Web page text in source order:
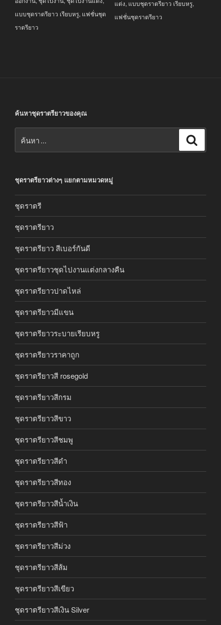
แบบชุดราตรียาว เรียบหรู, แฟชั่นชุด
ราตรียาว
แต่ง, แบบชุดราตรียาว เรียบหรู,
แฟชั่นชุดราตรียาว
ค้นหาชุดราตรียาวของคุณ
ชุดราตรียาวต่างๆ แยกตามหมวดหมู่
ชุดราตรี
ชุดราตรียาว
ชุดราตรียาว สีเบอร์กันดี
ชุดราตรียาวชุดไปงานแต่งกลางคืน
ชุดราตรียาวปาดไหล่
ชุดราตรียาวมีแขน
ชุดราตรียาวระบายเรียบหรู
ชุดราตรียาวราคาถูก
ชุดราตรียาวสี rosegold
ชุดราตรียาวสีกรม
ชุดราตรียาวสีขาว
ชุดราตรียาวสีชมพู
ชุดราตรียาวสีดำ
ชุดราตรียาวสีทอง
ชุดราตรียาวสีน้ำเงิน
ชุดราตรียาวสีฟ้า
ชุดราตรียาวสีม่วง
ชุดราตรียาวสีส้ม
ชุดราตรียาวสีเขียว
ชุดราตรียาวสีเงิน Silver